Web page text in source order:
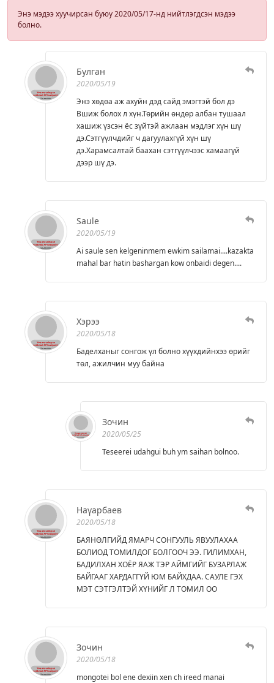
Энэ мэдээ хуучирсан буюу 2020/05/17-нд нийтлэгдсэн мэдээ
болно.
Булган
2020/05/19
Энэ хөдөа аж ахуйн дэд сайд эмэгтэй бол дэ
Вшиж болох л хүн.Төрийн өндөр албан тушаал
хашиж үзсэн ёс зүйтэй ажлаан мэдлэг хүн шү
дэ.Сэтгүүлчдийг ч дагуулахгүй хүн шү
дэ.Харамсалтай баахан сэтгүүлчээс хамаагүй
дээр шү дэ.
Saule
2020/05/19
Ai saule sen kelgeninmem ewkim sailamai....kazakta
mahal bar hatin bashargan kow onbaidi degen....
Хэрээ
2020/05/18
Баделханыг сонгож үл болно хүүхдийнхээ өрийг
төл, ажилчин муу байна
Зочин
2020/05/25
Teseerei udahgui buh ym saihan bolnoo.
Наүарбаев
2020/05/18
БАЯНӨЛГИЙД ЯМАРЧ СОНГУУЛЬ ЯВУУЛАХАА
БОЛИОД ТОМИЛДОГ БОЛГООЧ ЭЭ. ГИЛИМХАН,
БАДИЛХАН ХОЁР ЯАЖ ТЭР АЙМГИЙГ БУЗАРЛАЖ
БАЙГААГ ХАРДАГГҮЙ ЮМ БАЙХДАА. САУЛЕ ГЭХ
МЭТ СЭТГЭЛТЭЙ ХҮНИЙГ Л ТОМИЛ ОО
Зочин
2020/05/18
mongotei bol ene dexiin xen ch ireed manai